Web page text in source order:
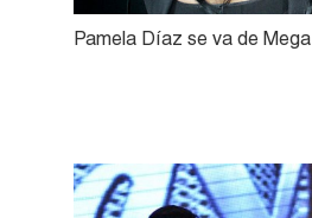
Pamela Díaz se va de Mega